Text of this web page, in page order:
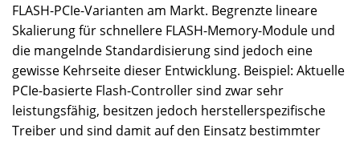
FLASH-PCIe-Varianten am Markt. Begrenzte lineare
Skalierung für schnellere FLASH-Memory-Module und
die mangelnde Standardisierung sind jedoch eine
gewisse Kehrseite dieser Entwicklung. Beispiel: Aktuelle
PCIe-basierte Flash-Controller sind zwar sehr
leistungsfähig, besitzen jedoch herstellerspezifische
Treiber und sind damit auf den Einsatz bestimmter